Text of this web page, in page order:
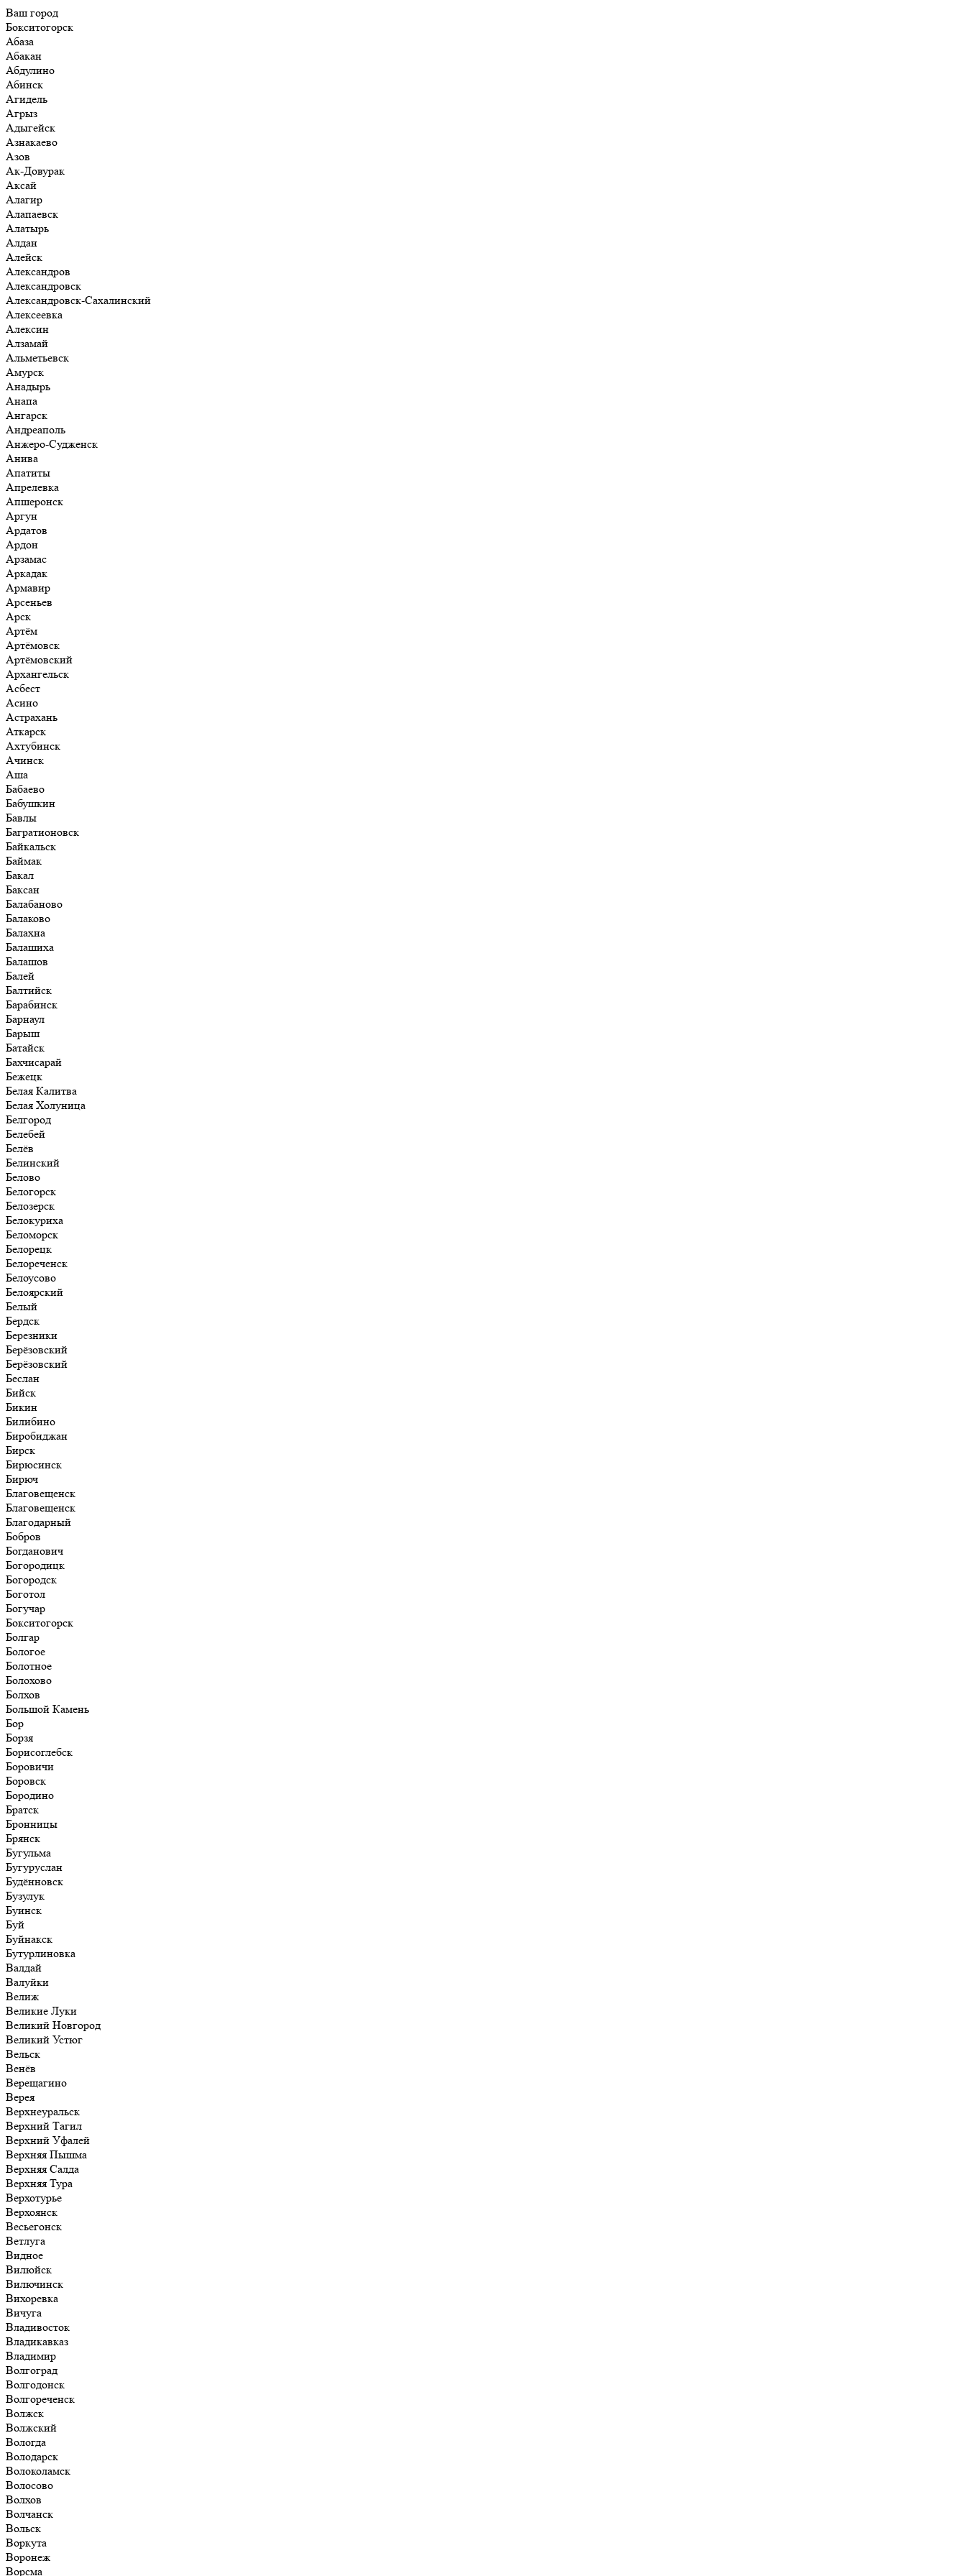
Ваш город
Бокситогорск
Абаза
Абакан
Абдулино
Абинск
Агидель
Агрыз
Адыгейск
Азнакаево
Азов
Ак-Довурак
Аксай
Алагир
Алапаевск
Алатырь
Алдан
Алейск
Александров
Александровск
Александровск-Сахалинский
Алексеевка
Алексин
Алзамай
Альметьевск
Амурск
Анадырь
Анапа
Ангарск
Андреаполь
Анжеро-Судженск
Анива
Апатиты
Апрелевка
Апшеронск
Аргун
Ардатов
Ардон
Арзамас
Аркадак
Армавир
Арсеньев
Арск
Артём
Артёмовск
Артёмовский
Архангельск
Асбест
Асино
Астрахань
Аткарск
Ахтубинск
Ачинск
Аша
Бабаево
Бабушкин
Бавлы
Багратионовск
Байкальск
Баймак
Бакал
Баксан
Балабаново
Балаково
Балахна
Балашиха
Балашов
Балей
Балтийск
Барабинск
Барнаул
Барыш
Батайск
Бахчисарай
Бежецк
Белая Калитва
Белая Холуница
Белгород
Белебей
Белёв
Белинский
Белово
Белогорск
Белозерск
Белокуриха
Беломорск
Белорецк
Белореченск
Белоусово
Белоярский
Белый
Бердск
Березники
Берёзовский
Берёзовский
Беслан
Бийск
Бикин
Билибино
Биробиджан
Бирск
Бирюсинск
Бирюч
Благовещенск
Благовещенск
Благодарный
Бобров
Богданович
Богородицк
Богородск
Боготол
Богучар
Бокситогорск
Болгар
Бологое
Болотное
Болохово
Болхов
Большой Камень
Бор
Борзя
Борисоглебск
Боровичи
Боровск
Бородино
Братск
Бронницы
Брянск
Бугульма
Бугуруслан
Будённовск
Бузулук
Буинск
Буй
Буйнакск
Бутурлиновка
Валдай
Валуйки
Велиж
Великие Луки
Великий Новгород
Великий Устюг
Вельск
Венёв
Верещагино
Верея
Верхнеуральск
Верхний Тагил
Верхний Уфалей
Верхняя Пышма
Верхняя Салда
Верхняя Тура
Верхотурье
Верхоянск
Весьегонск
Ветлуга
Видное
Вилюйск
Вилючинск
Вихоревка
Вичуга
Владивосток
Владикавказ
Владимир
Волгоград
Волгодонск
Волгореченск
Волжск
Волжский
Вологда
Володарск
Волоколамск
Волосово
Волхов
Волчанск
Вольск
Воркута
Воронеж
Ворсма